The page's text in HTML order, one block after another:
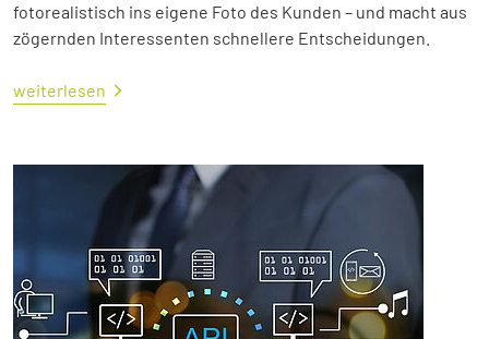
fotorealistisch ins eigene Foto des Kunden – und macht aus
zögernden Interessenten schnellere Entscheidungen.
weiterlesen